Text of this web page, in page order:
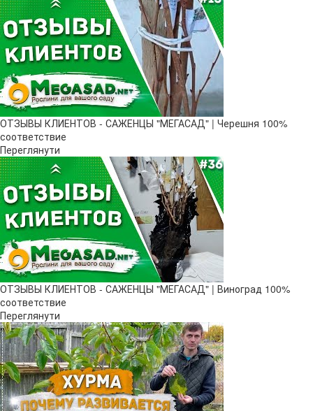
ОТЗЫВЫ КЛИЕНТОВ - САЖЕНЦЫ "МЕГАСАД" | Черешня 100%
соответствие
Переглянути
ОТЗЫВЫ КЛИЕНТОВ - САЖЕНЦЫ "МЕГАСАД" | Виноград 100%
соответствие
Переглянути